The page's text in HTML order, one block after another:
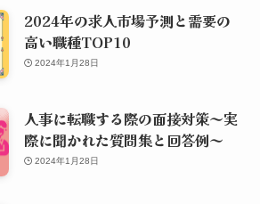
2024年の求人市場予測と需要の
高い職種TOP10
2024年1月28日
人事に転職する際の面接対策～実
際に聞かれた質問集と回答例～
2024年1月28日